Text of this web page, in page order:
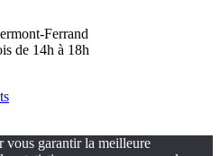
Ferrand
de 14h à 18h
vous garantir la meilleure